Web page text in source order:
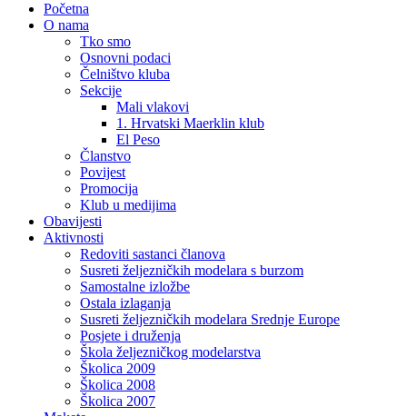
Početna
O nama
Tko smo
Osnovni podaci
Čelništvo kluba
Sekcije
Mali vlakovi
1. Hrvatski Maerklin klub
El Peso
Članstvo
Povijest
Promocija
Klub u medijima
Obavijesti
Aktivnosti
Redoviti sastanci članova
Susreti željezničkih modelara s burzom
Samostalne izložbe
Ostala izlaganja
Susreti željezničkih modelara Srednje Europe
Posjete i druženja
Škola željezničkog modelarstva
Školica 2009
Školica 2008
Školica 2007